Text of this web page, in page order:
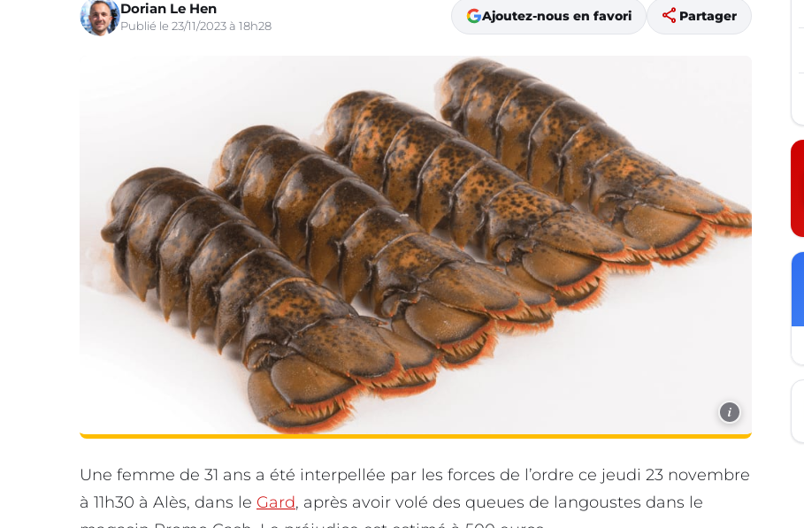
Dorian Le Hen
Publié le 23/11/2023 à 18h28
Ajoutez-nous en favori share Partager
i
Une femme de 31 ans a été interpellée par les forces de l’ordre ce jeudi 23 novembre
à 11h30 à Alès, dans le Gard, après avoir volé des queues de langoustes dans le